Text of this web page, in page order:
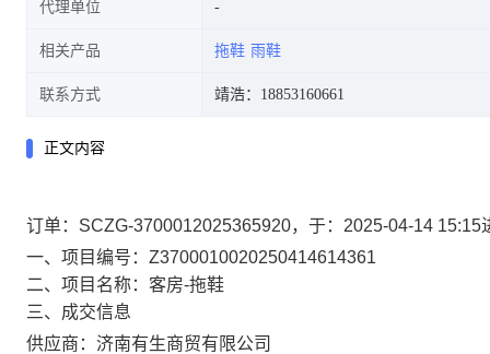
代理单位
相关产品 拖鞋 雨鞋
联系方式 靖浩：18853160661
正文内容
订单：SCZG-3700012025365920，于：2025-04-14
一、项目编号：Z3700010020250414614361
二、项目名称：客房-拖鞋
三、成交信息
供应商：济南有生商贸有限公司